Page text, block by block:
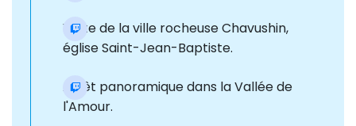
Visite de la ville rocheuse Chavushin,
église Saint-Jean-Baptiste.
Arrêt panoramique dans la Vallée de
l'Amour.